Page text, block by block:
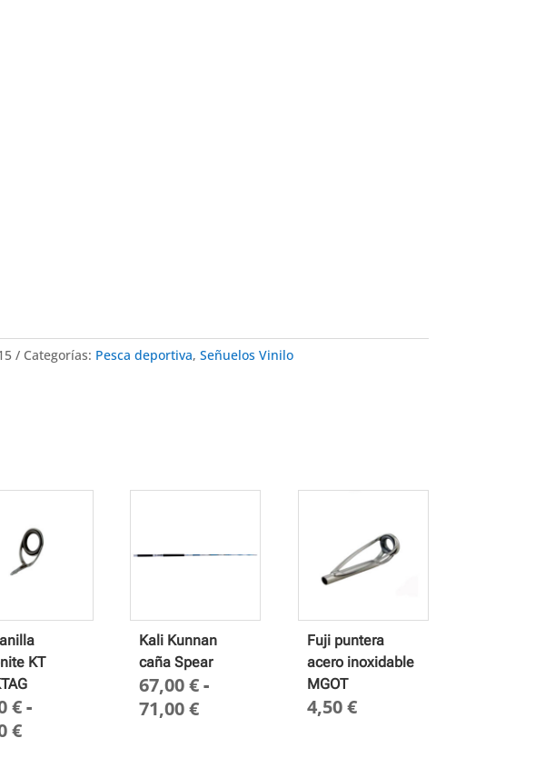
Categorías: Pesca deportiva, Señuelos Vinilo
KT
€-
€Rango
Kali Kunnan
caña Spear
67,00€ -
71,00€Rango
Fuji puntera
acero inoxidable
MGOT
4,50€